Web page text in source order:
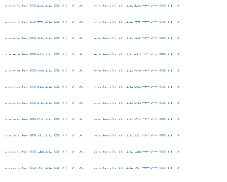
1953年属蛇的是什么命，53年出生的蛇五行属什么
1954年属马的是什么命，54年出生的马五行属什么
1955年属羊的是什么命，55年出生的羊五行属什么
1956年属猴的是什么命，56年出生的猴五行属什么
1957年属鸡的是什么命，57年出生的鸡五行属什么
1958年属狗的是什么命，58年出生的狗五行属什么
1959年属猪的是什么命，59年出生的猪五行属什么
1960年属鼠的是什么命，60年出生的鼠五行属什么
1961年属牛的是什么命，61年出生的牛五行属什么
1962年属虎的是什么命，62年出生的虎五行属什么
1963年属兔的是什么命，63年出生的兔五行属什么